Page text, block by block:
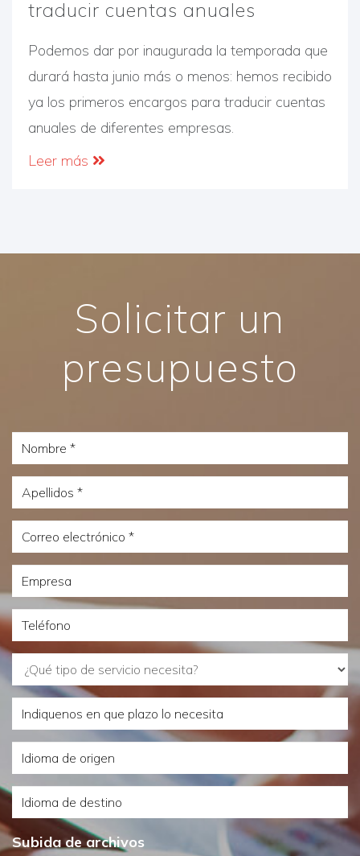
traducir cuentas anuales
Podemos dar por inaugurada la temporada que
durará hasta junio más o menos: hemos recibido
ya los primeros encargos para traducir cuentas
anuales de diferentes empresas.
Leer más
Solicitar un
presupuesto
Nombre
Apellidos
Correo
electrónico
Empresa
Teléfono
¿Qué
tipo
de
necesita?
Indiquenos
en
que
lo
necesita
Idioma
de
origen
Idioma
de
destino
Subida de archivos